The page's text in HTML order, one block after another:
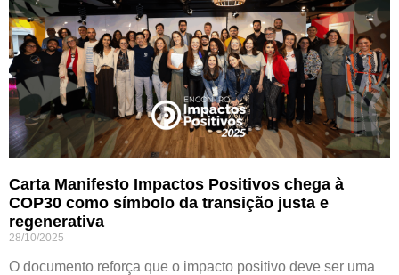
Carta Manifesto Impactos Positivos chega à
COP30 como símbolo da transição justa e
regenerativa
28/10/2025
O documento reforça que o impacto positivo deve ser uma